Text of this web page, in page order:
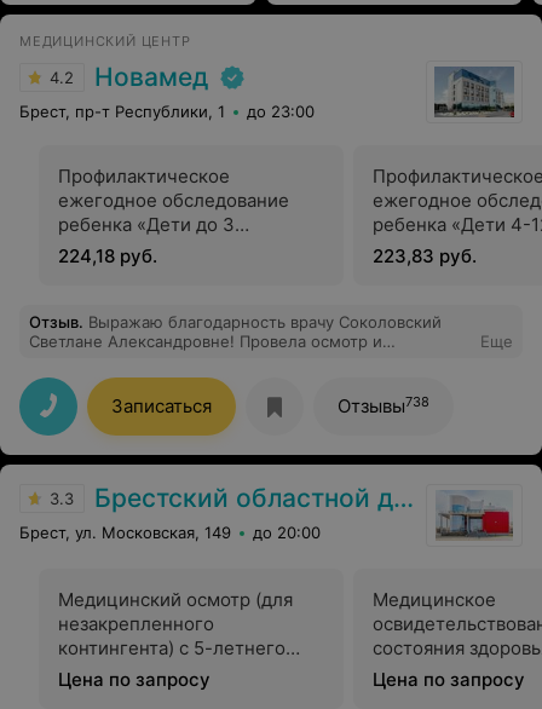
МЕДИЦИНСКИЙ ЦЕНТР
4.2 Новамед
Брест, пр-т Республики, 1 до 23:00
Профилактическое
ежегодное обследование
ребенка «Дети до 3
месяцев»
224,18 руб.
ежегодное
ребенка «Дети 4-
месяцев»
223,83 руб.
Отзыв. Выражаю благодарность врачу Соколовский
Светлане Александровне! Провела осмотр и
приободрила. И, самое главное, Светлана
Александровна создаёт особую атмосферу общения, к
ней хочется идти на приём. Спасибо Вам, уважаемый
доктор!
Еще
Записаться Отзывы738
3.3 Брестский областной диспансер спортивной медицины
Брест, ул. Московская, 149 до 20:00
Медицинский осмотр (для
незакрепленного
контингента) с 5-летнего
возраста
Цена по запросу
Медицинское
состояния
допуск к
соревновательной
Цена по запросу